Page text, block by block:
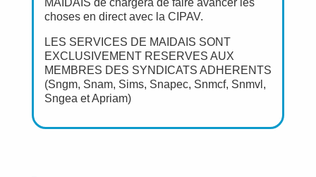
MAIDAIS de chargera de faire avancer les
choses en direct avec la CIPAV.
LES SERVICES DE MAIDAIS SONT
EXCLUSIVEMENT RESERVES AUX
MEMBRES DES SYNDICATS ADHERENTS
(Sngm, Snam, Sims, Snapec, Snmcf, Snmvl,
Sngea et Apriam)